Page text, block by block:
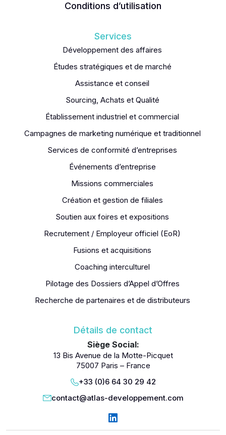
Conditions d’utilisation
Services
Développement des affaires
Études stratégiques et de marché
Assistance et conseil
Sourcing, Achats et Qualité
Établissement industriel et commercial
Campagnes de marketing numérique et traditionnel
Services de conformité d’entreprises
Événements d’entreprise
Missions commerciales
Création et gestion de filiales
Soutien aux foires et expositions
Recrutement / Employeur officiel (EoR)
Fusions et acquisitions
Coaching interculturel
Pilotage des Dossiers d’Appel d’Offres
Recherche de partenaires et de distributeurs
Détails de contact
Siège Social:
13 Bis Avenue de la Motte-Picquet
75007 Paris – France
+33 (0)6 64 30 29 42
contact@atlas-developpement.com